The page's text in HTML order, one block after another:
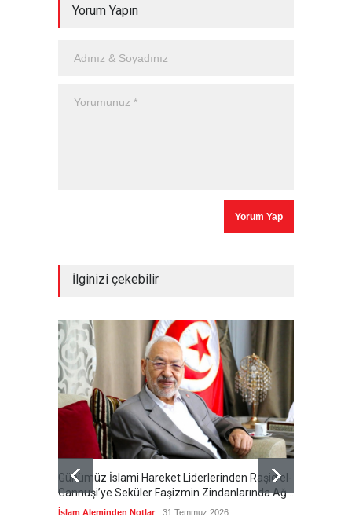
Yorum Yapın
İlginizi çekebilir
Günümüz İslami Hareket Liderlerinden Raşid el-
Gannuşi’ye Seküler Faşizmin Zindanlarında Ağır
Tecrit
İslam Aleminden Notlar 31 Temmuz 2026